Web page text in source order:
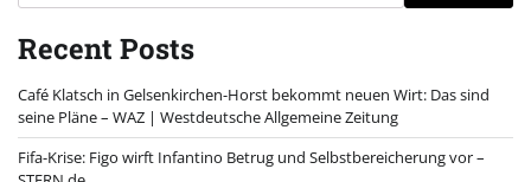
Recent Posts
Café Klatsch in Gelsenkirchen-Horst bekommt neuen Wirt: Das sind
seine Pläne – WAZ | Westdeutsche Allgemeine Zeitung
Fifa-Krise: Figo wirft Infantino Betrug und Selbstbereicherung vor –